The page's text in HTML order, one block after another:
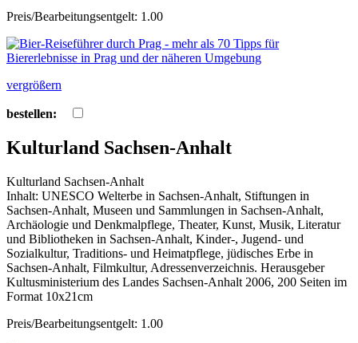
Preis/Bearbeitungsentgelt: 1.00
vergrößern
bestellen:
Kulturland Sachsen-Anhalt
Kulturland Sachsen-Anhalt
Inhalt: UNESCO Welterbe in Sachsen-Anhalt, Stiftungen in
Sachsen-Anhalt, Museen und Sammlungen in Sachsen-Anhalt,
Archäologie und Denkmalpflege, Theater, Kunst, Musik, Literatur
und Bibliotheken in Sachsen-Anhalt, Kinder-, Jugend- und
Sozialkultur, Traditions- und Heimatpflege, jüdisches Erbe in
Sachsen-Anhalt, Filmkultur, Adressenverzeichnis. Herausgeber
Kultusministerium des Landes Sachsen-Anhalt 2006, 200 Seiten im
Format 10x21cm
Preis/Bearbeitungsentgelt: 1.00